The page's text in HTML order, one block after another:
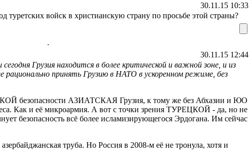
30.11.15 10:33
войск в христианскую страну по просьбе этой страны?
.
30.11.15 12:44
Грузия находится в более критической и важной зоне, и из
рационально принять Грузию в НАТО в ускоренном режиме, без
безопасности АЗИАТСКАЯ Грузия, к тому же без Абхазии и ЮО
Как и её микроармия. А вот с точки зрения ТУРЕЦКОЙ - да, но не
безопасность всё более исламизирующегося Эрдогана. Им сейчас
труба. Но Россия в 2008-м её не тронула, хотя и